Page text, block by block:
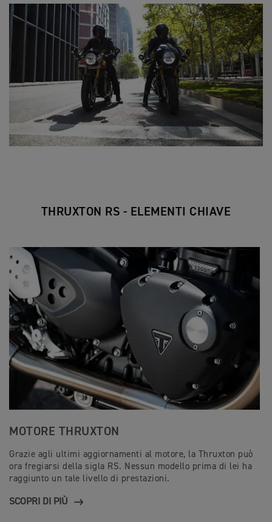
THRUXTON RS - ELEMENTI CHIAVE
MOTORE THRUXTON
Grazie agli ultimi aggiornamenti al motore, la Thruxton può
ora fregiarsi della sigla RS. Nessun modello prima di lei ha
raggiunto un tale livello di prestazioni.
SCOPRI DI PIÙ